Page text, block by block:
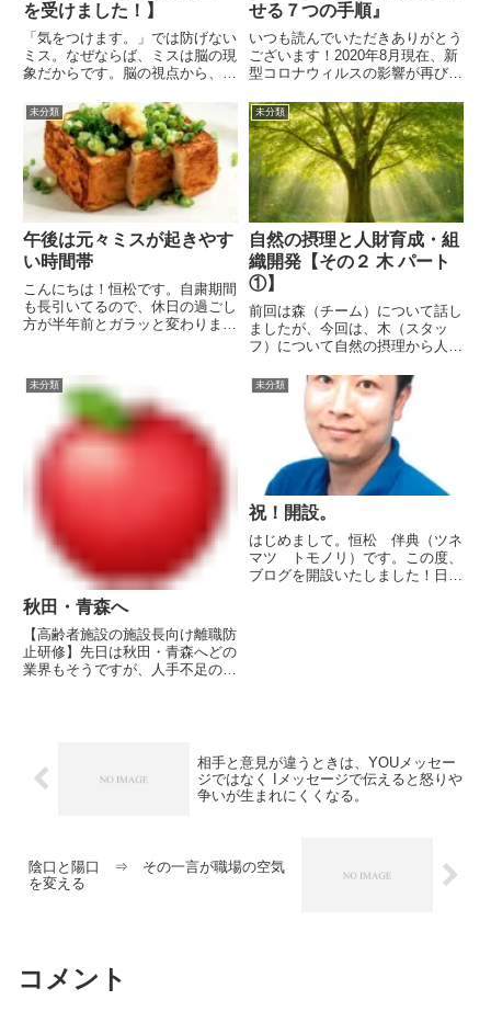
を受けました！】
「気をつけます。」では防げない
ミス。なぜならば、ミスは脳の現
象だからです。脳の視点から、ミ
て、自分なりの見解をお話しして
見ましたひとつのミスが命に関わ
る医療業界での経験と脳科学の視
点からお伝えしてます♪良ろし
け...
せる７つの手順』
いつも読んでいただきありがとう
ございます！2020年8月現在、新
型コロナウィルスの影響が再び社
気兼ねなく外出して美味しいもの
を満喫したいものです。私も半年
近く居酒屋で生ビールを飲んでま
せん…。あまりにもビールジ...
未分類
午後は元々ミスが起きやす
い時間帯
こんにちは！恒松です。自粛期間
も長引いてるので、休日の過ごし
方が半年前とガラッと変わりまし
昼からのビールを楽しむために、
おつまみを揃えて配信動画を見る
休日を送ってます（笑）最近
（今...
未分類
自然の摂理と人財育成・組
織開発【その２ 木 パート
①】
前回は森（チーム）について話し
ましたが、今回は、木（スタッ
フ）について自然の摂理から人財
ます。それぞれの木、つまり人
（スタッフ）に日が当たる状態は
「その人にスポットが当たり、
個々が活かされている状態」と言
未分類
秋田・青森へ
【高齢者施設の施設長向け離職防
止研修】先日は秋田・青森へどの
業界もそうですが、人手不足の
うなれば、今いるスタッフの定着
率...
未分類
祝！開設。
はじめまして。恒松 伴典（ツネ
マツ トモノリ）です。この度、
ブログを開設いたしました！日々
相手と意見が違うときは、YOUメッセー
ジではなく Iメッセージで伝えると怒りや
争いが生まれにくくなる。
陰口と陽口 ⇒ その一言が職場の空気
を変える
コメント